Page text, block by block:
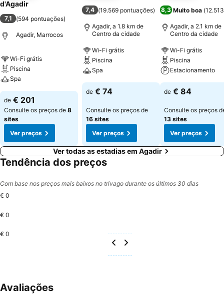
d'Agadir
7,1 (594 pontuações)
Agadir, Marrocos
Wi-Fi grátis
Piscina
Spa
de € 201
Consulte os preços de 8
sites
Ver preços
7,4 (19.569 pontuações)
Agadir, a 1.8 km de
Centro da cidade
Wi-Fi grátis
Piscina
Spa
de € 74
Consulte os preços de
16 sites
Ver preços
8,3 Muito boa (
Agadir, a 2.1 km de
Centro da cidade
Wi-Fi grátis
Piscina
Estacionamento
de € 84
Consulte os preços
13 sites
Ver preços
Ver todas as estadias em Agadir
Tendência dos preços
Com base nos preços mais baixos no trivago durante os últimos 30 dias
€ 0
€ 0
€ 0
Avaliações